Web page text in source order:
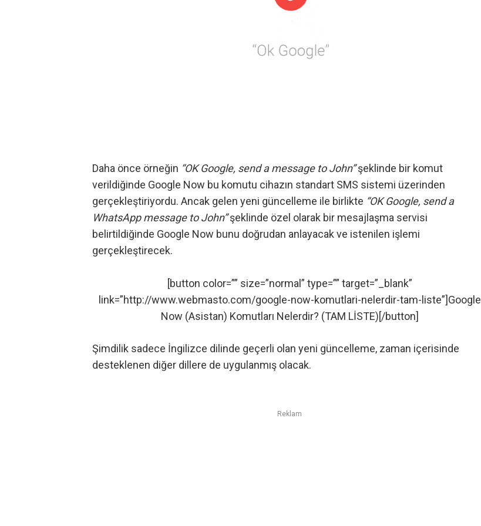
Daha önce örneğin “OK Google, send a message to John”şeklinde bir komut
verildiğinde Google Now bu komutu cihazın standart SMS sistemi üzerinden
gerçekleştiriyordu. Ancak gelen yeni güncelleme ile birlikte “OK Google, send a
WhatsApp message to John”şeklinde özel olarak bir mesajlaşma servisi
belirtildiğinde Google Now bunu doğrudan anlayacak ve istenilen işlemi
gerçekleştirecek.
[button color=”” size=”normal” type=”” target=”_blank”
link=”http://www.webmasto.com/google-now-komutlari-nelerdir-tam-liste”]Google
Now (Asistan) Komutları Nelerdir? (TAM LİSTE)[/button]
Şimdilik sadece İngilizce dilinde geçerli olan yeni güncelleme, zaman içerisinde
desteklenen diğer dillere de uygulanmış olacak.
Reklam